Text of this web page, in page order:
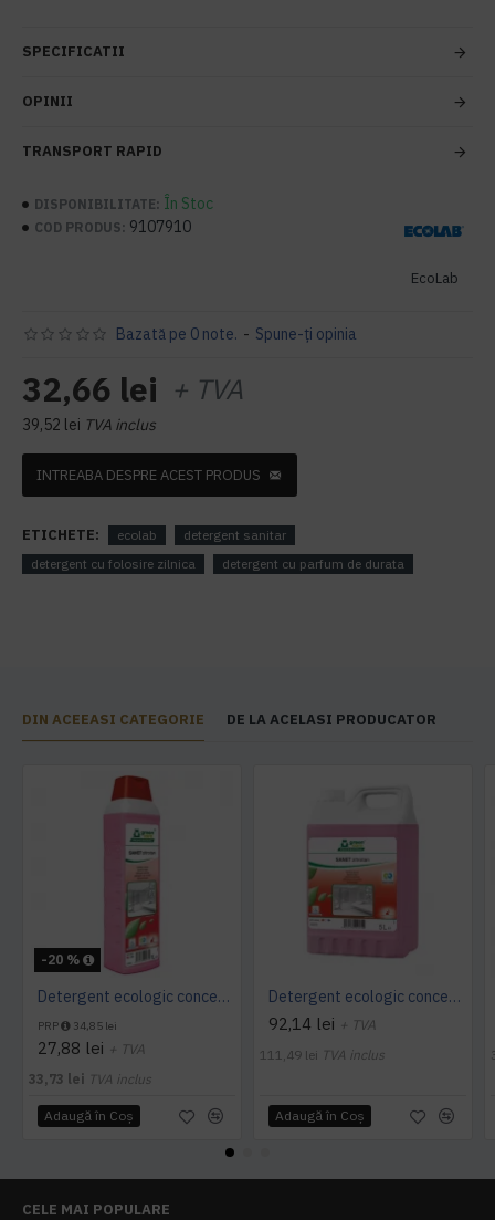
SPECIFICATII
OPINII
TRANSPORT RAPID
DISPONIBILITATE: În Stoc
COD PRODUS: 9107910
EcoLab
Bazată pe 0 note. - Spune-ţi opinia
32,66 lei + TVA
39,52 lei TVA inclus
INTREABA DESPRE ACEST PRODUS
ETICHETE: ecolab
detergent sanitar
detergent cu folosire zilnica
detergent cu parfum de durata
DIN ACEEASI CATEGORIE DE LA ACELASI PRODUCATOR
-20 %
Detergent ecologic concentrat spatii sanitare SANET Zitrotan, 1L
PRP 34,85 lei
27,88 lei + TVA
33,73 lei TVA inclus
Adaugă în Coş
Detergent ecologic concentrat spatii sanitare SANET Zitrotan, 5L
92,14 lei + TVA
111,49 lei TVA inclus
Adaugă în Coş
CELE MAI POPULARE